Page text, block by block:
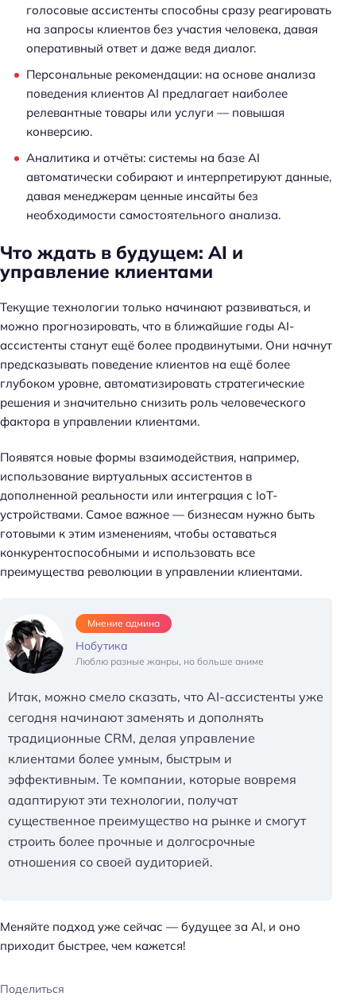
голосовые ассистенты способны сразу реагировать
на запросы клиентов без участия человека, давая
оперативный ответ и даже ведя диалог.
Персональные рекомендации: на основе анализа
поведения клиентов AI предлагает наиболее
релевантные товары или услуги — повышая
конверсию.
Аналитика и отчёты: системы на базе AI
автоматически собирают и интерпретируют данные,
давая менеджерам ценные инсайты без
необходимости самостоятельного анализа.
Что ждать в будущем: AI и
управление клиентами
Текущие технологии только начинают развиваться, и
можно прогнозировать, что в ближайшие годы AI-
ассистенты станут ещё более продвинутыми. Они начнут
предсказывать поведение клиентов на ещё более
глубоком уровне, автоматизировать стратегические
решения и значительно снизить роль человеческого
фактора в управлении клиентами.
Появятся новые формы взаимодействия, например,
использование виртуальных ассистентов в
дополненной реальности или интеграция с IoT-
устройствами. Самое важное — бизнесам нужно быть
готовыми к этим изменениям, чтобы оставаться
конкурентоспособными и использовать все
преимущества революции в управлении клиентами.
Мнение админа
Нобутика
Люблю разные жанры, но больше аниме
Итак, можно смело сказать, что AI-ассистенты уже
сегодня начинают заменять и дополнять
традиционные CRM, делая управление
клиентами более умным, быстрым и
эффективным. Те компании, которые вовремя
адаптируют эти технологии, получат
существенное преимущество на рынке и смогут
строить более прочные и долгосрочные
отношения со своей аудиторией.
Меняйте подход уже сейчас — будущее за AI, и оно
приходит быстрее, чем кажется!
Поделиться
й